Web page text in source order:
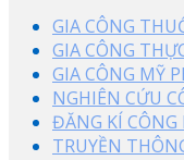
GIA CÔNG
GIA CÔNG
GIA CÔNG MỸ
NGHIÊN CỨU
ĐĂNG KÍ CÔNG
TRUYỀN